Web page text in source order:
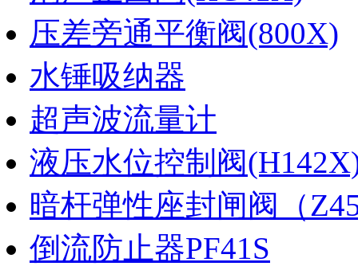
压差旁通平衡阀(800X)
水锤吸纳器
超声波流量计
液压水位控制阀
暗杆弹性座封闸阀（
倒流防止器PF41S